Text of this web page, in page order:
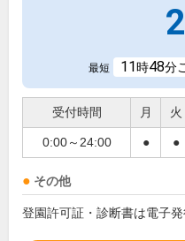
最短 11時48分
受付時間 月 火
0:00～24:00 ● ●
その他
登園許可証・診断書は電子